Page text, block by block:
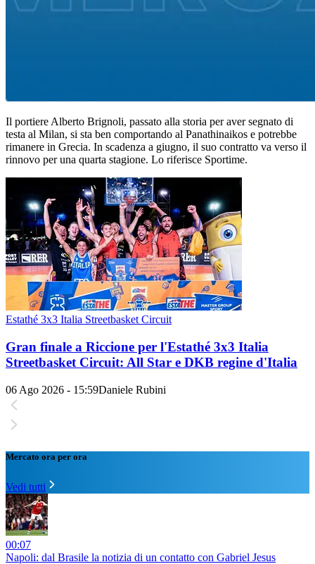
Il portiere Alberto Brignoli, passato alla storia per aver segnato di
testa al Milan, si sta ben comportando al Panathinaikos e potrebbe
rimanere in Grecia. In scadenza a giugno, il suo contratto va verso il
rinnovo per una quarta stagione. Lo riferisce Sportime.
Estathé 3x3 Italia Streetbasket Circuit
Gran finale a Riccione per l'Estathé 3x3 Italia
Streetbasket Circuit: All Star e DKB regine d'Italia
06 Ago 2026 - 15:59Daniele Rubini
Mercato ora per ora
Vedi tutti
00:07
Napoli: dal Brasile la notizia di un contatto con Gabriel Jesus